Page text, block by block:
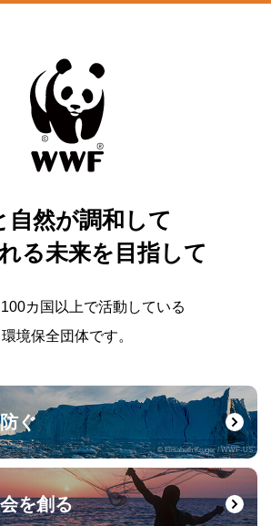
自然が調和して
る未来を目指して
カ国以上で活動している
環境保全団体です。
ぐ
© Elisabeth Kruger / WWF-US
を創る